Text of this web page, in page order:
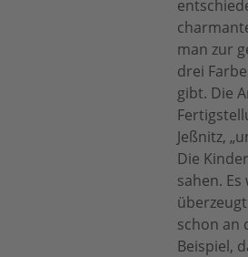
man zur
drei
gibt. Die
Jeßnitz,
Die
sahen.
schon an
Beispiel,